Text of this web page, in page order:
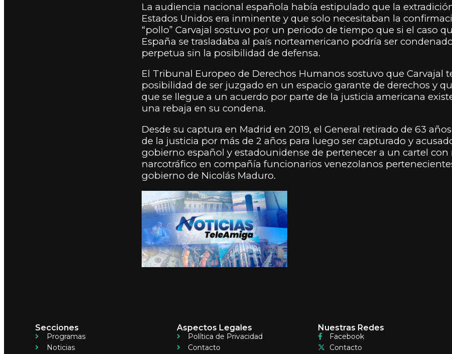
La audiencia nacional española había estipulado que la
Estados Unidos era inminente y que solo necesitaban la
“pollo” Carvajal sostuvo por un periodo de tiempo que si el caso
España se trasladaba al país norteamericano podría ser
perpetua sin la posibilidad de defensa.
El Tribunal Europeo de Derechos Humanos sostuvo que Carvajal
posibilidad de ser juzgado en un espacio garante de derechos y
que se llegue a un acuerdo por parte de la justicia americana
una rebaja en su condena.
Desde su captura en Madrid en 2019, el General retirado de 63
de la justicia por más de 2 años para luego ser capturado y
gobierno español y estadounidense de pertenecer a un cartel con
narcotráfico en compañía funcionarios venezolanos
gobierno de Nicolás Maduro.
Secciones
Programas
Noticias
Aspectos Legales
Política de Privacidad
Contacto
Nuestras Redes
Facebook
Contacto